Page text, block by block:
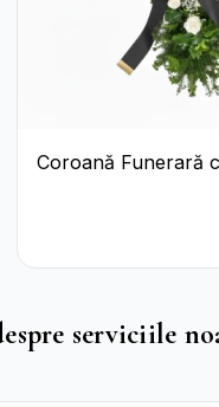
Coroană Funerară
serviciile